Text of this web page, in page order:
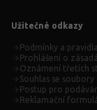
Užitečné odkazy
Podmínky a pravidla
Prohlášení o
Oznámení třetích
Souhlas se soubory
Postup pro
Reklamační